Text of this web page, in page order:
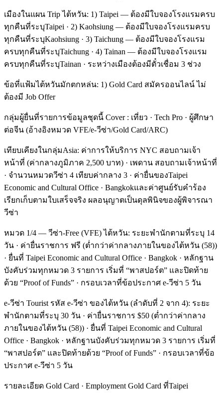
เมืองในแผน Trip ไต้หวัน: 1) Taipei — ต้องมีใบจองโรงแรมครบ
ทุกคืนที่ระบุTaipei · 2) Kaohsiung — ต้องมีใบจองโรงแรมครบ
ทุกคืนที่ระบุKaohsiung · 3) Taichung — ต้องมีใบจองโรงแรม
ครบทุกคืนที่ระบุTaichung · 4) Tainan — ต้องมีใบจองโรงแรม
ครบทุกคืนที่ระบุTainan · ระหว่างเมืองต้องมีตั๋วเชื่อม 3 ช่วง
ข้อที่แฟ้มไต้หวันมักตกหล่น: 1) Gold Card สมัครออนไลน์ ไม่
ต้องมี Job Offer
กลุ่มผู้ยื่นที่รายการข้อมูลชุดนี้ Cover : เที่ยว · Tech Pro · ผู้ศึกษา
ต่อจีน (อ้างอิงหมวด VFE/e-วีซ่า/Gold Card/ARC)
เทียบเคียงในกลุ่มAsia: ค่าการให้บริการ NYC สอบถามเจ้า
หน้าที่ (ค่ากลางภูมิภาค 2,500 บาท) · เพดาน สอบถามเจ้าหน้าที่
· จำนวนหมวดวีซ่า 4 เทียบค่ากลาง 3 · ค่ายื่นของTaipei
Economic and Cultural Office · Bangkokและค่าศูนย์รับคำร้อง
เรียกเก็บตามใบเสร็จจริง ผลอนุญาตเป็นดุลพินิจของผู้พิจารณา
วีซ่า
หมวด 1/4 — วีซ่า-Free (VFE) ไต้หวัน: ระยะพำนักตามที่ระบุ 14
วัน · ค่ายื่นราชการ ฟรี (ต่ำกว่าค่ากลางภายในของไต้หวัน (58))
· ยื่นที่ Taipei Economic and Cultural Office · Bangkok · หลักฐาน
บังคับร่วมทุกหมวด 3 รายการ เริ่มที่ “พาสปอร์ต” และปิดท้าย
ด้วย “Proof of Funds” · กรอบเวลาที่ข้อประกาศ e-วีซ่า 5 วัน
e-วีซ่า Tourist รหัส e-วีซ่า ของไต้หวัน (ลำดับที่ 2 จาก 4): ระยะ
พำนักตามที่ระบุ 30 วัน · ค่ายื่นราชการ $50 (ต่ำกว่าค่ากลาง
ภายในของไต้หวัน (58)) · ยื่นที่ Taipei Economic and Cultural
Office · Bangkok · หลักฐานบังคับร่วมทุกหมวด 3 รายการ เริ่มที่
“พาสปอร์ต” และปิดท้ายด้วย “Proof of Funds” · กรอบเวลาที่ข้อ
ประกาศ e-วีซ่า 5 วัน
รายละเอียด Gold Card · Employment Gold Card ที่Taipei